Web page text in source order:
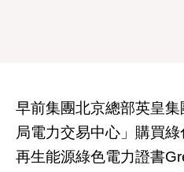
早前集團北京總部英皇
局電力交易中心」購買
再生能源綠色電力證書